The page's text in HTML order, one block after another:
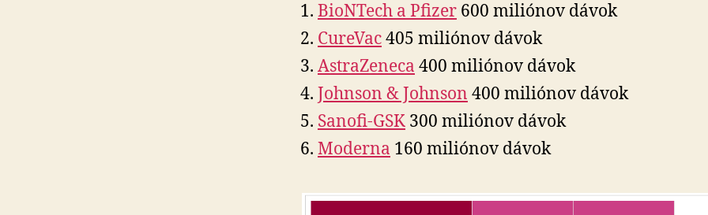
BioNTech a Pfizer 600 miliónov dávok
CureVac405 miliónov dávok
AstraZeneca 400 miliónov dávok
Johnson & Johnson 400 miliónov dávok
Sanofi-GSK 300 miliónov dávok
Moderna 160 miliónov dávok